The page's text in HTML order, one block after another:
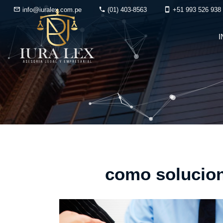
info@iuralex.com.pe (01) 403-8563 +51 993 526 938
como